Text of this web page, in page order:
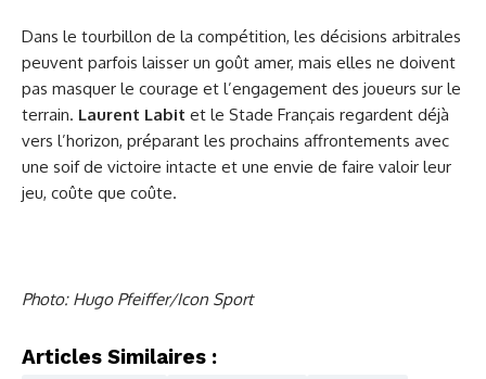
Dans le tourbillon de la compétition, les décisions arbitrales
peuvent parfois laisser un goût amer, mais elles ne doivent
pas masquer le courage et l’engagement des joueurs sur le
terrain. Laurent Labit et le Stade Français regardent déjà
vers l’horizon, préparant les prochains affrontements avec
une soif de victoire intacte et une envie de faire valoir leur
jeu, coûte que coûte.
Photo: Hugo Pfeiffer/Icon Sport
Articles Similaires :